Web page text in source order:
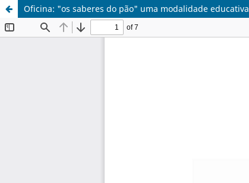
Oficina: "os saberes do pão" uma modalidade educativa